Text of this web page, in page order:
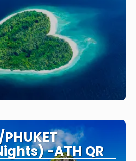
-ATH QR